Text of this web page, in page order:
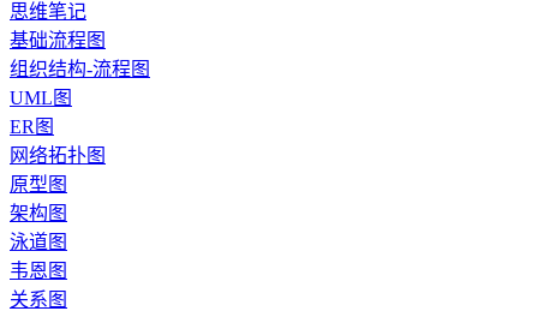
思维笔记
基础流程图
组织结构-流程图
UML图
ER图
网络拓扑图
原型图
架构图
泳道图
韦恩图
关系图